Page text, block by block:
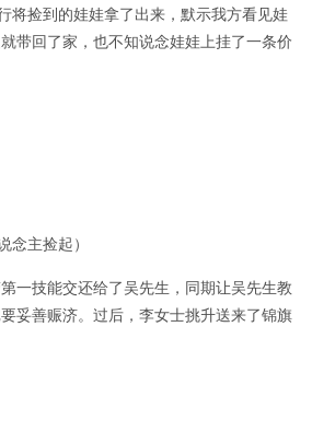
将捡到的娃娃拿了出来，默示我方看见娃
带回了家，也不知说念娃娃上挂了一条价
念主捡起）
一技能交还给了吴先生，同期让吴先生教
妥善赈济。过后，李女士挑升送来了锦旗